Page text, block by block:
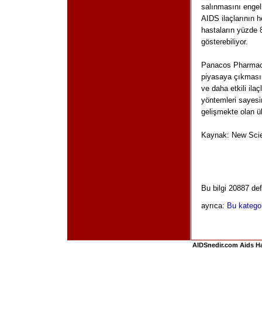
salınmasını
AIDS ilaçlarının
hastaların yüzde
gösterebiliyor.
Panacos
piyasaya
ve daha etkili
yöntemleri
gelişmekte olan
Kaynak: New
Bu bilgi 20887
ayrıca: Bu
AIDSnedir.com Aids